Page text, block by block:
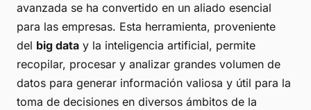
avanzada se ha convertido en un aliado esencial
para las empresas. Esta herramienta, proveniente
del big data y la inteligencia artificial, permite
recopilar, procesar y analizar grandes volumen de
datos para generar información valiosa y útil para la
toma de decisiones en diversos ámbitos de la